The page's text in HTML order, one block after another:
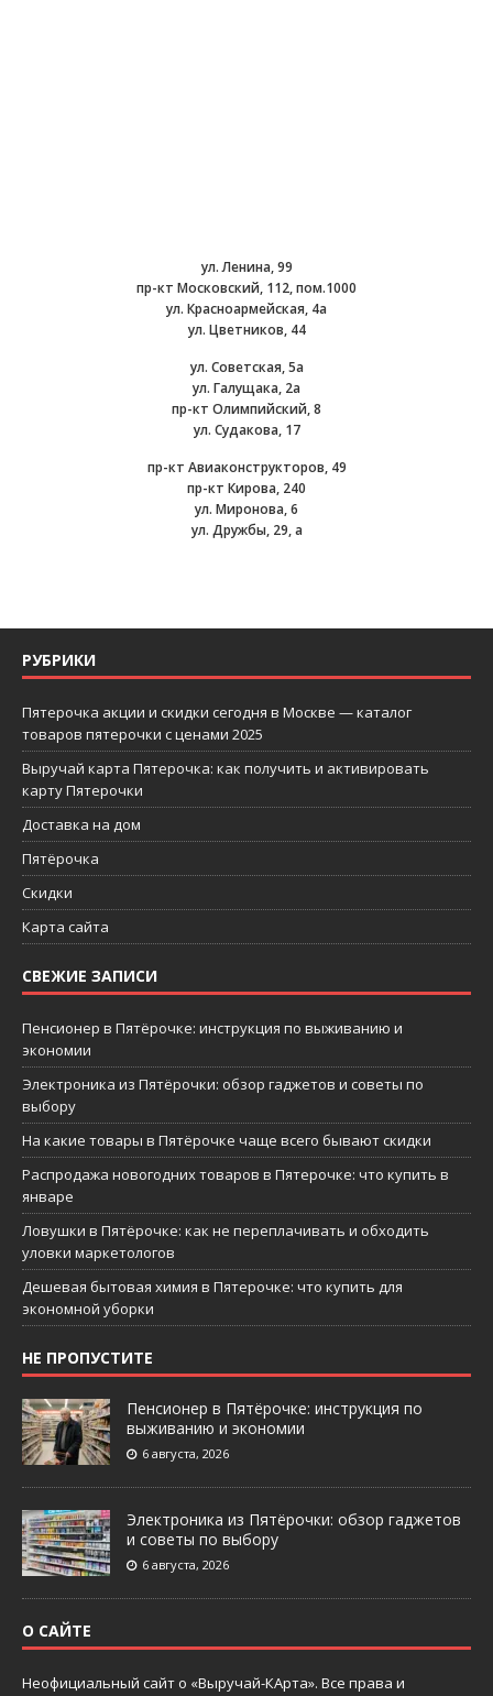
ул. Ленина, 99
пр-кт Московский, 112, пом.1000
ул. Красноармейская, 4а
ул. Цветников, 44
ул. Советская, 5а
ул. Галущака, 2а
пр-кт Олимпийский, 8
ул. Судакова, 17
пр-кт Авиаконструкторов, 49
пр-кт Кирова, 240
ул. Миронова, 6
ул. Дружбы, 29, а
РУБРИКИ
Пятерочка акции и скидки сегодня в Москве — каталог
товаров пятерочки с ценами 2025
Выручай карта Пятерочка: как получить и активировать
карту Пятерочки
Доставка на дом
Пятёрочка
Скидки
Карта сайта
СВЕЖИЕ ЗАПИСИ
Пенсионер в Пятёрочке: инструкция по выживанию и
экономии
Электроника из Пятёрочки: обзор гаджетов и советы по
выбору
На какие товары в Пятёрочке чаще всего бывают скидки
Распродажа новогодних товаров в Пятерочке: что купить в
январе
Ловушки в Пятёрочке: как не переплачивать и обходить
уловки маркетологов
Дешевая бытовая химия в Пятерочке: что купить для
экономной уборки
НЕ ПРОПУСТИТЕ
Пенсионер в Пятёрочке: инструкция по
выживанию и экономии
6 августа, 2026
Электроника из Пятёрочки: обзор гаджетов
и советы по выбору
6 августа, 2026
О САЙТЕ
Неофициальный сайт о «Выручай-КАрта». Все права и